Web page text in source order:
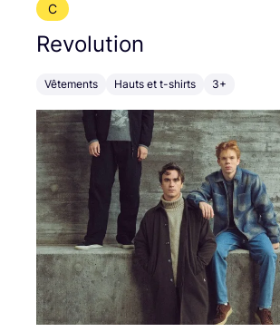
C
Revolution
Vêtements Hauts et t-shirts 3+